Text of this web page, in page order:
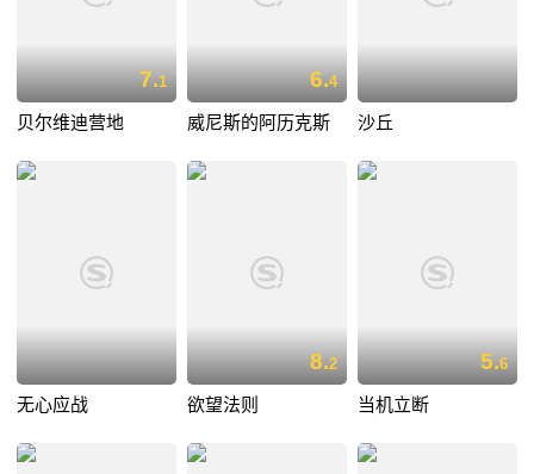
7.1
贝尔维迪营地
6.4
威尼斯的阿历克斯 沙丘
无心应战
8.2
欲望法则
5.6
当机立断